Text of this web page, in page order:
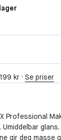
kr · Se priser
Makeup
gir deg masse